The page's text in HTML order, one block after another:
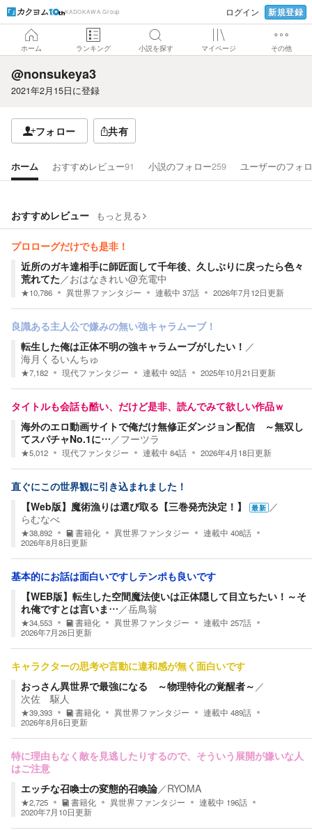
KADOKAWA Group ログイン 新規登録
ホーム ランキング 小説を探す マイページ その他
@nonsukeya3
2021年2月15日に登録
フォロー 共有
ホーム おすすめレビュー91 小説のフォロー259 ユーザーのフォ
おすすめレビュー もっと見る
プロローグだけでも是非！
近所のガキ達相手に師匠面して千年後、久しぶりに戻ったら色々
荒れてた／おはなきれい@充電中
★10,786 異世界ファンタジー 連載中 37話 2026年7月12日更新
良識ある主人公で嫌みの無い強キャラムーブ！
転生した俺は正体不明の強キャラムーブがしたい！ ／
海月くるいんちゅ
★7,182 現代ファンタジー 連載中 92話 2025年10月21日更新
タイトルも会話も酷い、だけど是非、読んでみて欲しい作品ｗ
海外のエロ動画サイトで俺だけ無修正ダンジョン配信 ～無双し
てスパチャNo.1に…／フーツラ
★5,012 現代ファンタジー 連載中 84話 2026年4月18日更新
直ぐにこの世界観に引き込まれました！
【Web版】魔術漁りは選び取る【三巻発売決定！】 最新 ／
らむなべ
★38,892 書籍化 異世界ファンタジー 連載中 408話
2026年8月8日更新
基本的にお話は面白いですしテンポも良いです
【WEB版】転生した空間魔法使いは正体隠して目立ちたい！～そ
れ俺ですとは言いま…／岳鳥翁
★34,553 書籍化 異世界ファンタジー 連載中 257話
2026年7月26日更新
キャラクターの思考や言動に違和感が無く面白いです
おっさん異世界で最強になる ～物理特化の覚醒者～ ／
次佐 駆人
★39,393 書籍化 異世界ファンタジー 連載中 489話
2026年8月6日更新
特に理由もなく敵を見逃したりするので、そういう展開が嫌いな人
はご注意
エッチな召喚士の変態的召喚論／RYOMA
★2,725 書籍化 異世界ファンタジー 連載中 196話
2020年7月10日更新